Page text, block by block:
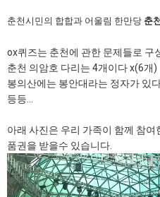
춘천시민의 합합과 어울림 한만당 춘
ox퀴즈는 춘천에 관한 문제들로 구
춘천 의암호 다리는 4개이다 x(6개)
봉의산에는 봉안대라는 정자가 있
등등...
아래 사진은 우리 가족이 함께 참
품권을 받을수 있습니다.